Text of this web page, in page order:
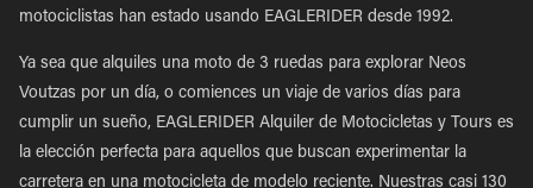
motociclistas han estado usando EAGLERIDER desde 1992.
Ya sea que alquiles una moto de 3 ruedas para explorar Neos
Voutzas por un día, o comiences un viaje de varios días para
cumplir un sueño, EAGLERIDER Alquiler de Motocicletas y Tours es
la elección perfecta para aquellos que buscan experimentar la
carretera en una motocicleta de modelo reciente. Nuestras casi 130